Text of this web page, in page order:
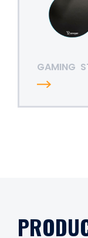
GAMING